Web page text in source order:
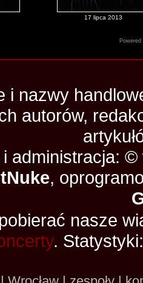
17 lipca 2013
i nazwy
autorów,
administracja:
,
nasze
.